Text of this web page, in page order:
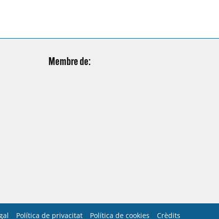
Membre de:
Política de privacitat Política de cookies Crèdits